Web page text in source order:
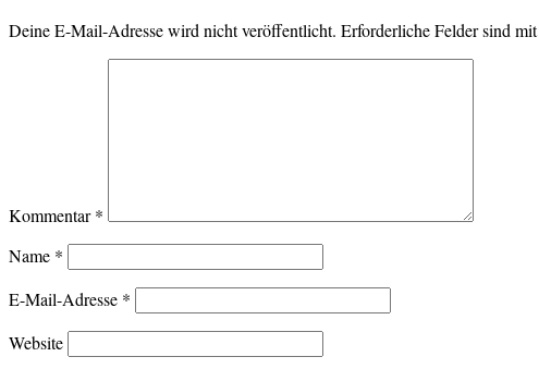
Deine E-Mail-Adresse wird nicht veröffentlicht. Erforderliche Felder sind mit
Kommentar*
Name *
E-Mail-Adresse *
Website